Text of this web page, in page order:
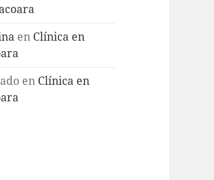
en Clínica en
en Clínica en